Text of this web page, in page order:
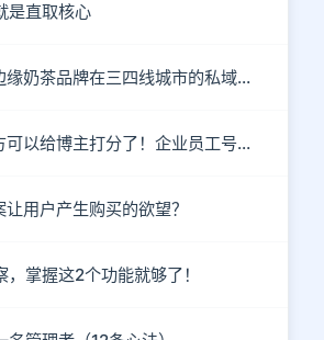
是直取核心
年GMV超1千万，边缘奶茶品牌在三四线城市的私域突围
小红书更新 | 品牌方可以给博主打分了！企业员工号取消了！
用户产生购买的欲望？
掌握这2个功能就够了！